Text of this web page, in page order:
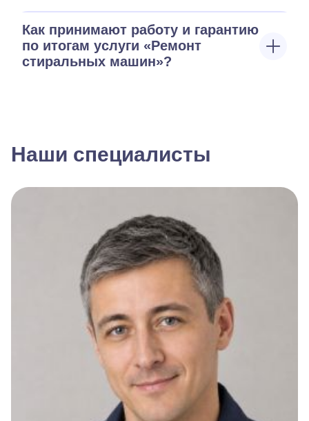
Как принимают работу и гарантию
по итогам услуги «Ремонт
стиральных машин»?
Наши специалисты